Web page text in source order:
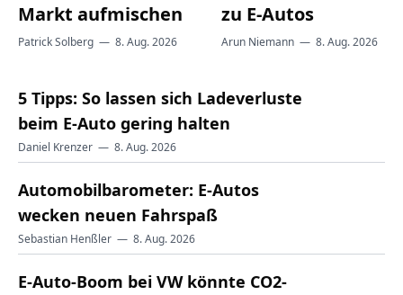
Markt aufmischen
Patrick Solberg — 8. Aug. 2026
zu E-Autos
Arun Niemann— 8. Aug. 2026
5 Tipps: So lassen sich Ladeverluste
beim E-Auto gering halten
Daniel Krenzer — 8. Aug. 2026
Automobilbarometer: E-Autos
wecken neuen Fahrspaß
Sebastian Henßler — 8. Aug. 2026
E-Auto-Boom bei VW könnte CO2-